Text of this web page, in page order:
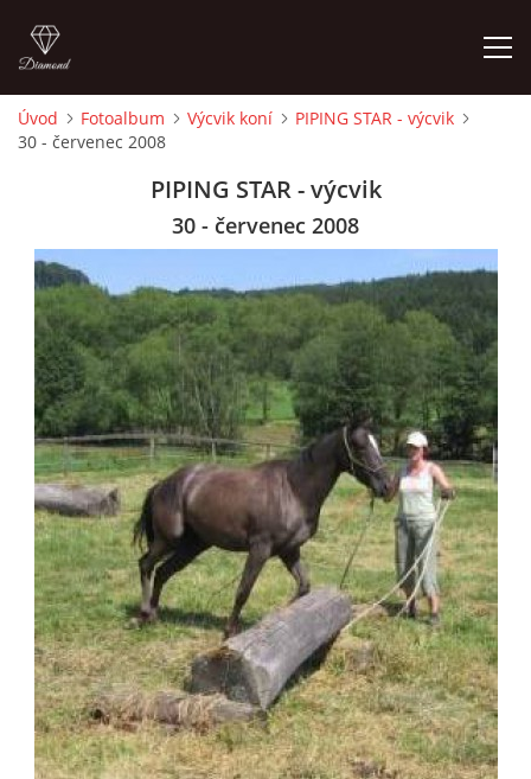
ÚVOD
VÝCVIK KONÍ
STÁJ ECOLA (HAKLOVY DVORY)
ECOLA EQUESTRIAN
PROBĚHLÉ AKCE
AKCE 2025
AKCE 2026
Úvod Fotoalbum Výcvik koní
PIPING STAR - výcvik
30 - červenec 2008
PIPING STAR - výcvik
30 - červenec 2008